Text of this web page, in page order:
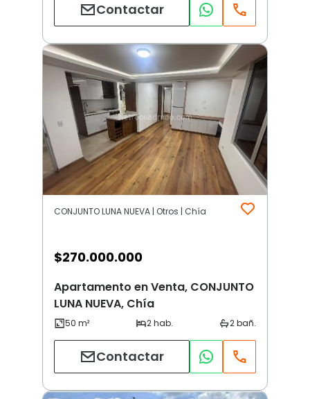
Contactar
CONJUNTO LUNA NUEVA | Otros | Chía
$270.000.000
Apartamento en Venta, CONJUNTO
LUNA NUEVA, Chía
Contactar